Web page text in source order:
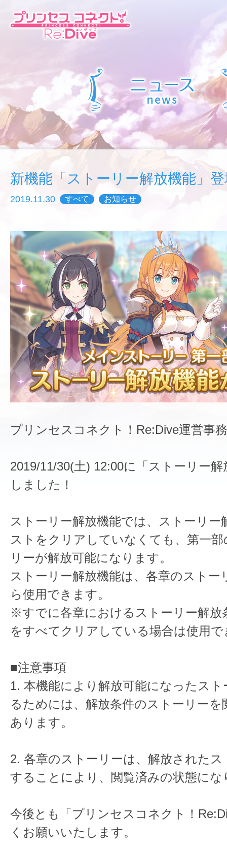
新機能「ストーリー解放機能」
2019.11.30 すべて お知らせ
プリンセスコネクト！Re:Dive運営事
2019/11/30(土) 12:00に「ストーリー
しました！
ストーリー解放機能では、ストーリー
ストをクリアしていなくても、第一
リーが解放可能になります。
ストーリー解放機能は、各章のストー
ら使用できます。
※すでに各章におけるストーリー解放
をすべてクリアしている場合は使用
■注意事項
1. 本機能により解放可能になったス
るためには、解放条件のストーリーを
あります。
2. 各章のストーリーは、解放された
することにより、閲覧済みの状態にな
今後とも「プリンセスコネクト！
くお願いいたします。